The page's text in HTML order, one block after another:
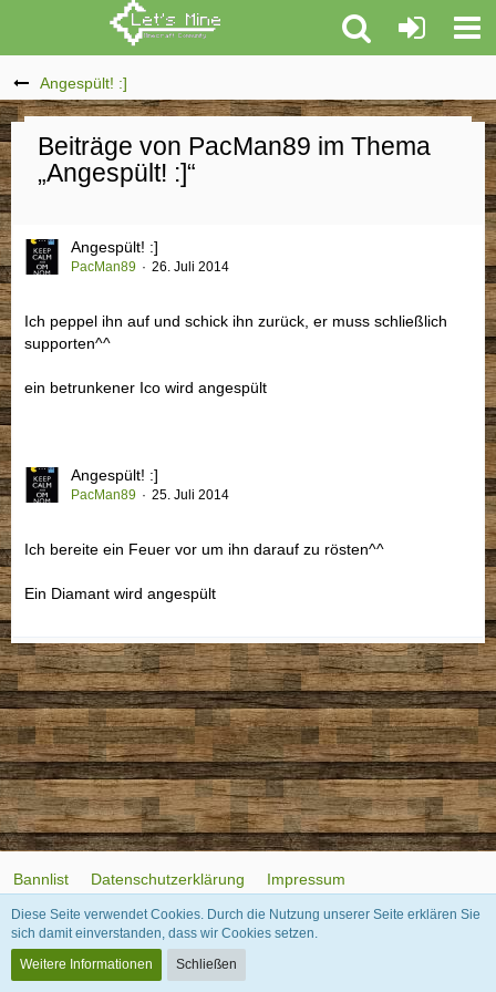
Angespült! :]
Beiträge von PacMan89 im Thema
„Angespült! :]“
Angespült! :]
PacMan89 26. Juli 2014
Ich peppel ihn auf und schick ihn zurück, er muss schließlich
supporten^^
ein betrunkener Ico wird angespült
Angespült! :]
PacMan89 25. Juli 2014
Ich bereite ein Feuer vor um ihn darauf zu rösten^^
Ein Diamant wird angespült
Bannlist Datenschutzerklärung Impressum
Community-Software:
Diese Seite verwendet Cookies. Durch die Nutzung unserer Seite erklären Sie
sich damit einverstanden, dass wir Cookies setzen.
Weitere Informationen
Schließen